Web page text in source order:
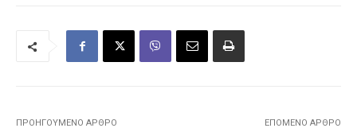
ΠΡΟΗΓΟΎΜΕΝΟ ΆΡΘΡΟ ΕΠΌΜΕΝΟ ΆΡΘΡΟ